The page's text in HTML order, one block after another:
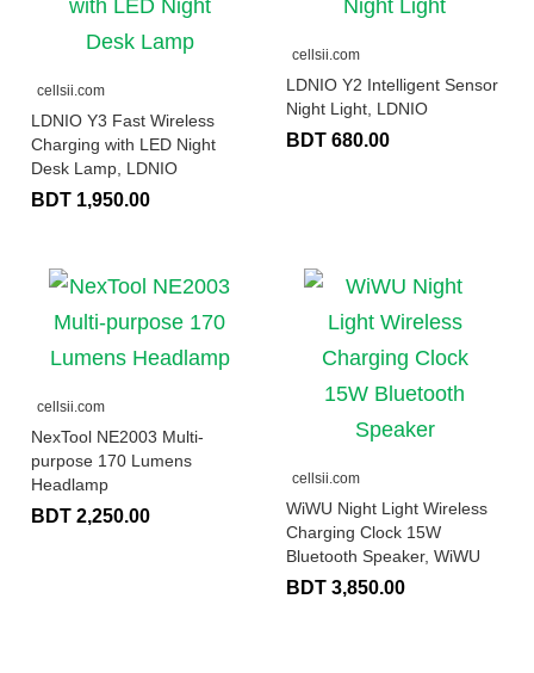
cellsii.com
LDNIO Y3 Fast Wireless
Charging with LED Night
Desk Lamp, LDNIO
BDT 1,950.00
cellsii.com
LDNIO Y2 Intelligent Sensor
Night Light, LDNIO
BDT 680.00
cellsii.com
NexTool NE2003 Multi-
purpose 170 Lumens
Headlamp
BDT 2,250.00
cellsii.com
WiWU Night Light Wireless
Charging Clock 15W
Bluetooth Speaker, WiWU
BDT 3,850.00